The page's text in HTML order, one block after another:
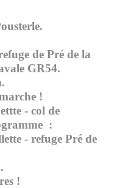
de Pré de la
Cavale GR54.
!
- col de
:
- refuge Pré de
!